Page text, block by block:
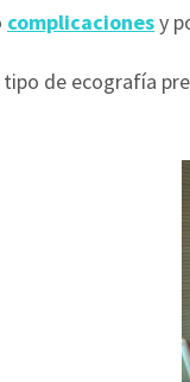
complicacionesy
tipo de ecografía